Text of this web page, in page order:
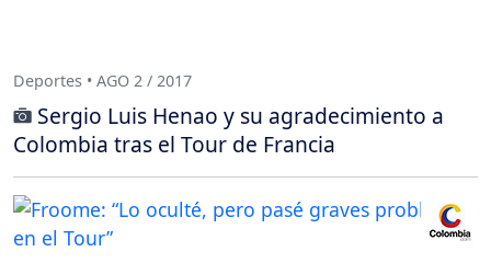
Deportes • AGO 2 / 2017
Sergio Luis Henao y su agradecimiento a
Colombia tras el Tour de Francia